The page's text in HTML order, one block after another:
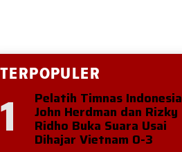
TERPOPULER
1 Pelatih Timnas Indonesia
John Herdman dan Rizky
Ridho Buka Suara Usai
Dihajar Vietnam 0-3